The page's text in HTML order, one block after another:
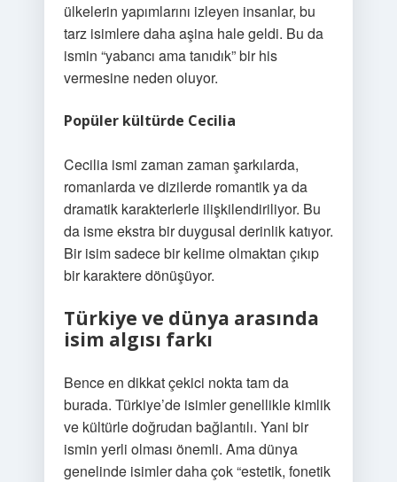
ülkelerin yapımlarını izleyen insanlar, bu
tarz isimlere daha aşina hale geldi. Bu da
ismin “yabancı ama tanıdık” bir his
vermesine neden oluyor.
Popüler kültürde Cecilia
Cecilia ismi zaman zaman şarkılarda,
romanlarda ve dizilerde romantik ya da
dramatik karakterlerle ilişkilendiriliyor. Bu
da isme ekstra bir duygusal derinlik katıyor.
Bir isim sadece bir kelime olmaktan çıkıp
bir karaktere dönüşüyor.
Türkiye ve dünya arasında
isim algısı farkı
Bence en dikkat çekici nokta tam da
burada. Türkiye’de isimler genellikle kimlik
ve kültürle doğrudan bağlantılı. Yani bir
ismin yerli olması önemli. Ama dünya
genelinde isimler daha çok “estetik, fonetik